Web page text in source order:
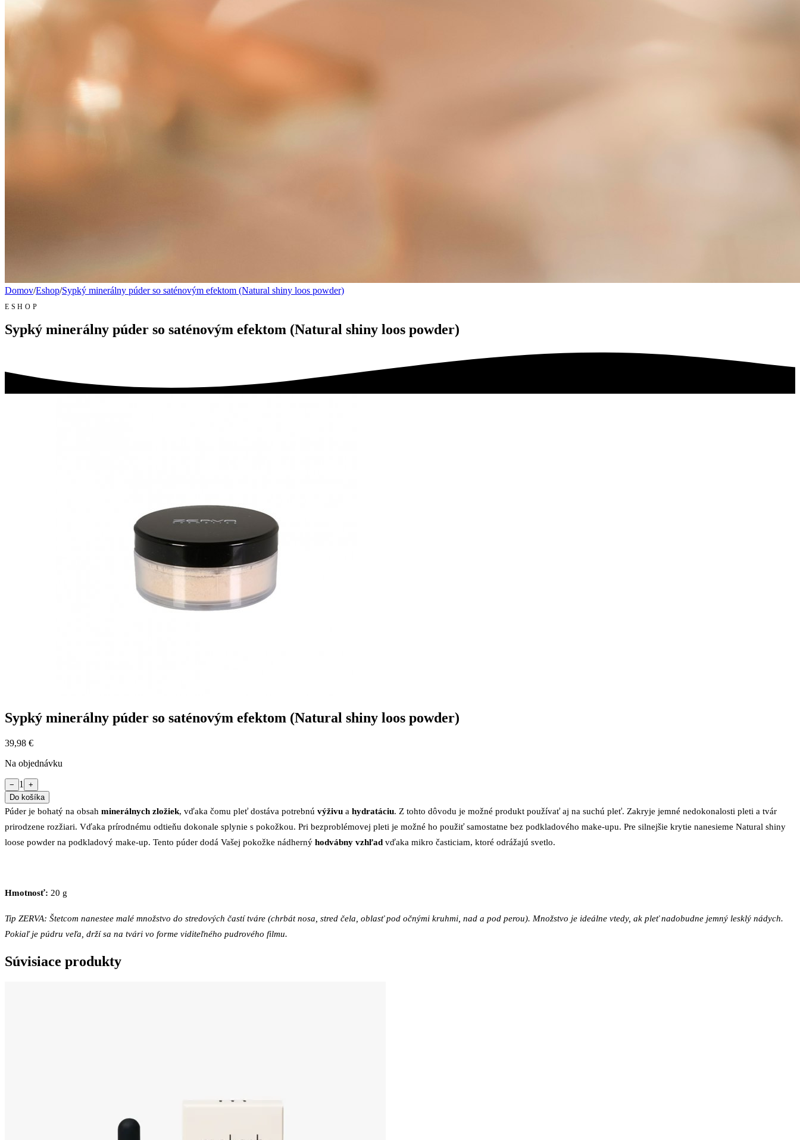
Domov/Eshop/Sypký minerálny púder so saténovým efektom (Natural shiny loos powder)
ESHOP
Sypký minerálny púder so saténovým efektom (Natural shiny loos powder)
Sypký minerálny púder so saténovým efektom (Natural shiny loos powder)
39,98 €
Na objednávku
− 1
+
Do košíka
Púder je bohatý na obsah minerálnych zložiek, vďaka čomu pleť dostáva potrebnú výživu a hydratáciu. Z tohto dôvodu je možné produkt používať aj na suchú pleť. Zakryje jemné nedokonalosti pleti a tvár
prirodzene rozžiari. Vďaka prírodnému odtieňu dokonale splynie s pokožkou. Pri bezproblémovej pleti je možné ho použiť samostatne bez podkladového make-upu. Pre silnejšie krytie nanesieme Natural shiny
loose powder na podkladový make-up. Tento púder dodá Vašej pokožke nádherný hodvábny vzhľad vďaka mikro časticiam, ktoré odrážajú svetlo.
Hmotnosť: 20 g
Tip ZERVA: Štetcom nanestee malé množstvo do stredových častí tváre (chrbát nosa, stred čela, oblasť pod očnými kruhmi, nad a pod perou). Množstvo je ideálne vtedy, ak pleť nadobudne jemný lesklý nádych.
Pokiaľ je púdru veľa, drží sa na tvári vo forme viditeľného pudrového filmu.
Súvisiace produkty